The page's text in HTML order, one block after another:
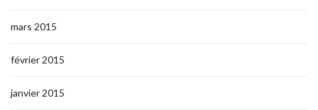
mars 2015
février 2015
janvier 2015